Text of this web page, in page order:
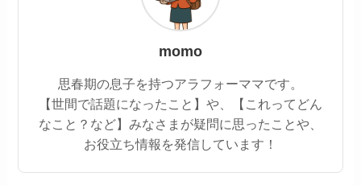
momo
思春期の息子を持つアラフォーママです。
【世間で話題になったこと】や、【これってどん
なこと？など】みなさまが疑問に思ったことや、
お役立ち情報を発信しています！